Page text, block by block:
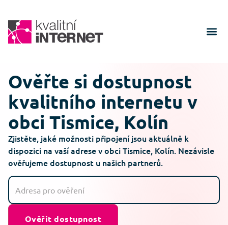
Ověřte si dostupnost
kvalitního internetu v
obci Tismice, Kolín
Zjistěte, jaké možnosti připojení jsou aktuálně k
dispozici na vaší adrese v obci Tismice, Kolín. Nezávisle
ověřujeme dostupnost u našich partnerů.
Ověřit dostupnost